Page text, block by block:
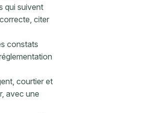
qui suivent
citer
constats
courtier et
avec une